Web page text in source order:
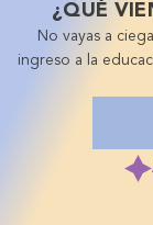
¿QUÉ
No vayas a
ingreso a la